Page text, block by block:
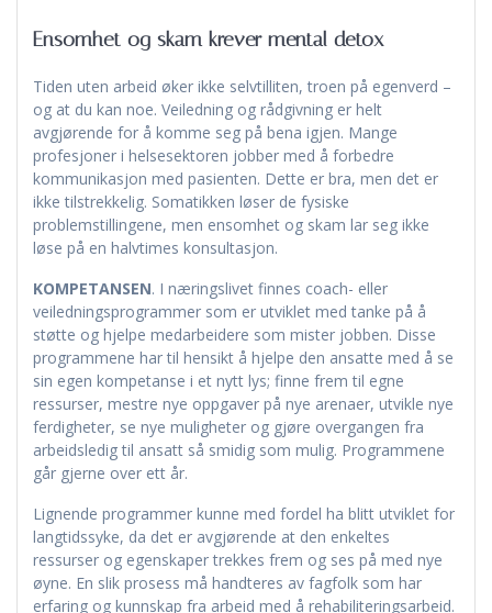
Ensomhet og skam krever mental detox
Tiden uten arbeid øker ikke selvtilliten, troen på egenverd –
og at du kan noe. Veiledning og rådgivning er helt
avgjørende for å komme seg på bena igjen. Mange
profesjoner i helsesektoren jobber med å forbedre
kommunikasjon med pasienten. Dette er bra, men det er
ikke tilstrekkelig. Somatikken løser de fysiske
problemstillingene, men ensomhet og skam lar seg ikke
løse på en halvtimes konsultasjon.
KOMPETANSEN. I næringslivet finnes coach- eller
veiledningsprogrammer som er utviklet med tanke på å
støtte og hjelpe medarbeidere som mister jobben. Disse
programmene har til hensikt å hjelpe den ansatte med å se
sin egen kompetanse i et nytt lys; finne frem til egne
ressurser, mestre nye oppgaver på nye arenaer, utvikle nye
ferdigheter, se nye muligheter og gjøre overgangen fra
arbeidsledig til ansatt så smidig som mulig. Programmene
går gjerne over ett år.
Lignende programmer kunne med fordel ha blitt utviklet for
langtidssyke, da det er avgjørende at den enkeltes
ressurser og egenskaper trekkes frem og ses på med nye
øyne. En slik prosess må handteres av fagfolk som har
erfaring og kunnskap fra arbeid med å rehabiliteringsarbeid.